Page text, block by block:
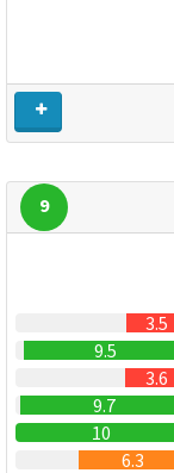
9
3.5
9.5
3.6
9.7
10
6.3